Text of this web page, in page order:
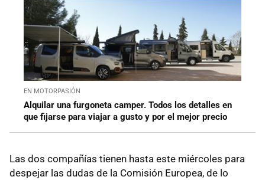
EN MOTORPASIÓN
Alquilar una furgoneta camper. Todos los detalles en
que fijarse para viajar a gusto y por el mejor precio
Las dos compañías tienen hasta este miércoles para
despejar las dudas de la Comisión Europea, de lo